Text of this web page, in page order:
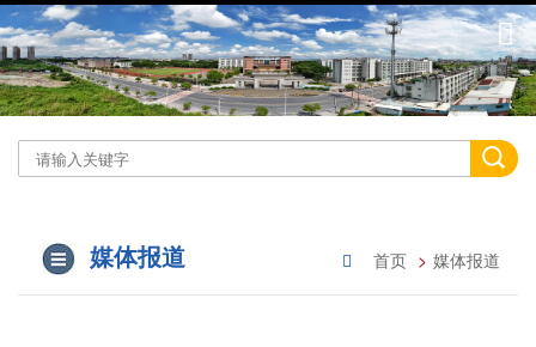
媒体报道 首页 媒体报道